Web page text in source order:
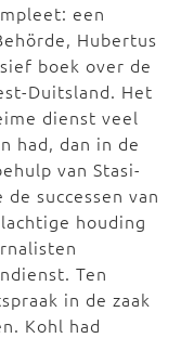
een
Hubertus
boek over de
Duitsland. Het
dienst veel
had, dan in de
van Stasi-
successen van
houding
Ten
in de zaak
Kohl had